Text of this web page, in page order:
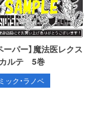
ーパー】魔法医レクス
ルテ 5巻
ック・ラノベ